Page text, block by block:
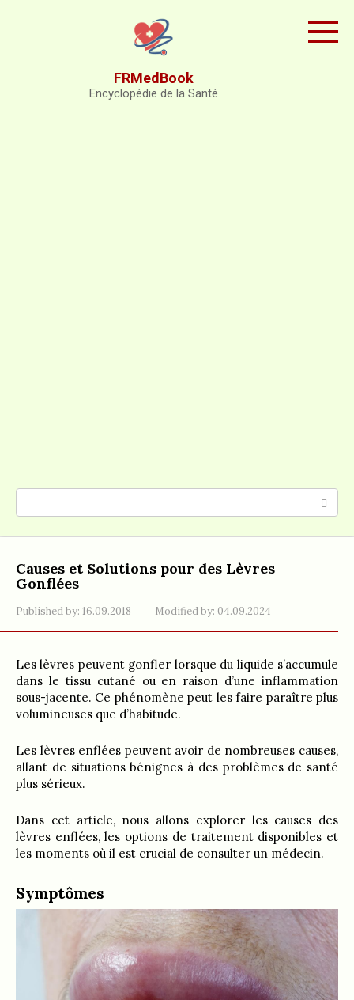
FRMedBook
Encyclopédie de la Santé
Causes et Solutions pour des Lèvres
Gonflées
Published by: 16.09.2018 Modified by: 04.09.2024
Les lèvres peuvent gonfler lorsque du liquide s’accumule
dans le tissu cutané ou en raison d’une inflammation
sous-jacente. Ce phénomène peut les faire paraître plus
volumineuses que d’habitude.
Les lèvres enflées peuvent avoir de nombreuses causes,
allant de situations bénignes à des problèmes de santé
plus sérieux.
Dans cet article, nous allons explorer les causes des
lèvres enflées, les options de traitement disponibles et
les moments où il est crucial de consulter un médecin.
Symptômes